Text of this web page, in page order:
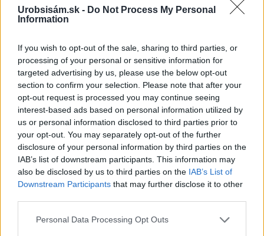
Urobsisám.sk - Do Not Process My Personal
Information
If you wish to opt-out of the sale, sharing to third parties, or
processing of your personal or sensitive information for
targeted advertising by us, please use the below opt-out
section to confirm your selection. Please note that after your
opt-out request is processed you may continue seeing
interest-based ads based on personal information utilized by
us or personal information disclosed to third parties prior to
your opt-out. You may separately opt-out of the further
disclosure of your personal information by third parties on the
IAB’s list of downstream participants. This information may
also be disclosed by us to third parties on the IAB’s List of
Downstream Participants that may further disclose it to other
Please note that this website/app uses one or more Google
Personal Data Processing Opt Outs
Prečo z okna robia radiátor a ako to vyriešiť za pár eur?
Ja som to riešil tieniacimi závesmi v interieri.Je to
pohoda.
Vnútorné žalúzie sú v 40-stupňových horúčavách pasca:
Prečo z okna robia radiátor a ako to vyriešiť za pár eur?
Akurát ten problém doma riešime na oknách z južnej
strany. Pravdepodobne pôjdeme do vonkajšieho
tienenia na spôsob markízy 250x150cm. Čínsky
predajcovia idú okolo 100 eur kus.
Nekupujte drahé lapače: Vyrobte si za 5 minút domácu
pascu na osy a sršne, ktorá ich nepustí von
Bros sprej necaka kym osa vypije moje pivo. Zaroven
nasmrdi cele hniezdo a neostane tam nic zive. Vasa
pasca naucinke moc efektivne. Skor pritiahne slimaky
Viete, kedy použiť akú maltu? Spoznajte rozdiely, ktoré
vám ušetria čas v stavebninách aj pri práci
Ten článok mal takú výpovednú hodnotu ako učivo pre
3 ročník základnej školy. To fakt? AI alebo nejaka kniha
z VŠ? Dnešné rychlotvrdnuce malty - pevnosť 40 Mpa a
doba schnutia tak 15 minut , k tomu vodotesné s
kryštálikou. A rozdiel - schnutie a zretie. Nič?
Záhradné ležadlá v obchodoch sú predražené. Toto si
Žiadne čapovanie alebo zadlabávanie, všetko len na
pevnosti. Autor si nedal veľa námahy s remeselným